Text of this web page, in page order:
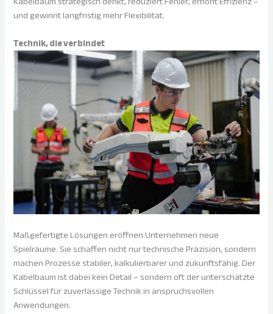
und gewinnt langfristig mehr Flexibilität.
Technik, die verbindet
Maßgefertigte Lösungen eröffnen Unternehmen neue
Spielräume. Sie schaffen nicht nur technische Präzision, sondern
machen Prozesse stabiler, kalkulierbarer und zukunftsfähig. Der
Kabelbaum ist dabei kein Detail – sondern oft der unterschätzte
Schlüssel für zuverlässige Technik in anspruchsvollen
Anwendungen.